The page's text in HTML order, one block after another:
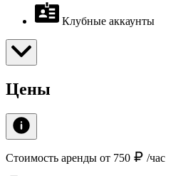
Клубные аккаунты
Цены
Стоимость аренды от 750 /час